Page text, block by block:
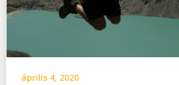
április 4, 2020